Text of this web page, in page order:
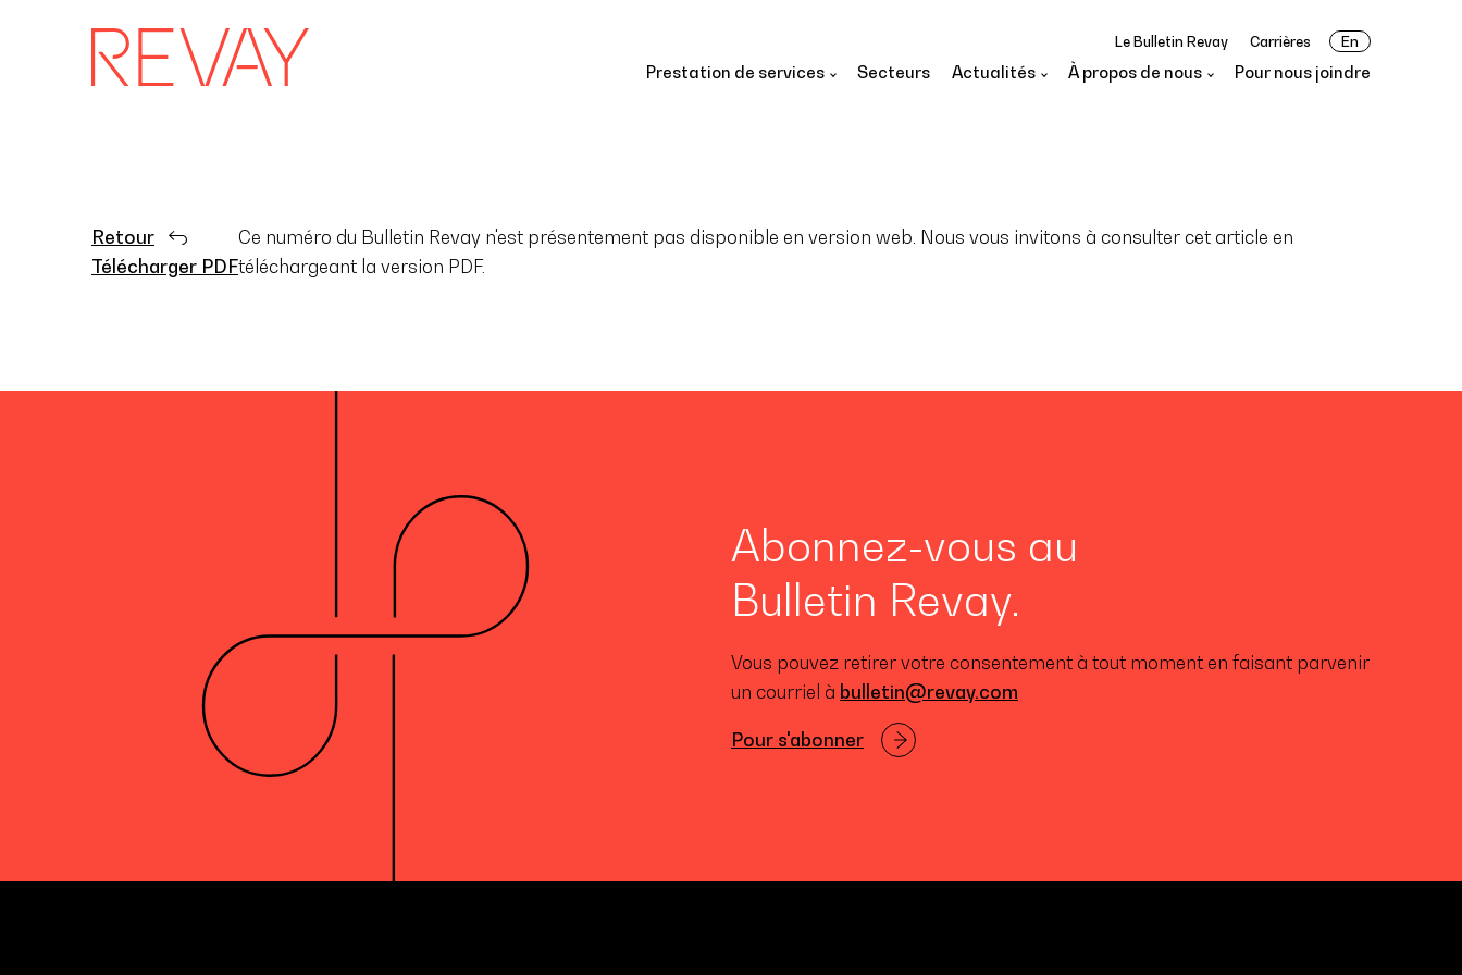
En
Prestation de services Secteurs Actualités À propos de nous Pour nous joindre
Le Bulletin Revay Carrières
Retour
Télécharger PDF
Ce numéro du Bulletin Revay n'est présentement pas disponible en version web. Nous vous invitons à consulter cet article en
téléchargeant la version PDF.
Abonnez-vous au
Bulletin Revay.
Vous pouvez retirer votre consentement à tout moment en faisant parvenir
un courriel à bulletin@revay.com
Pour s'abonner